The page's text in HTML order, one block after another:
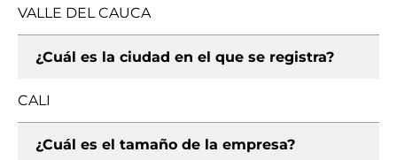
VALLE DEL CAUCA
¿Cuál es la ciudad en el que se registra?
CALI
¿Cuál es el tamaño de la empresa?